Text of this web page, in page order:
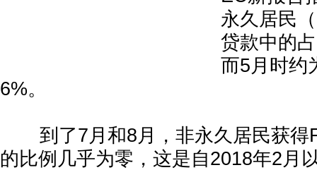
永久居民
贷款中的
而5月时约
6%。
到了7月和8月，非永久居民获得
的比例几乎为零，这是自2018年2月